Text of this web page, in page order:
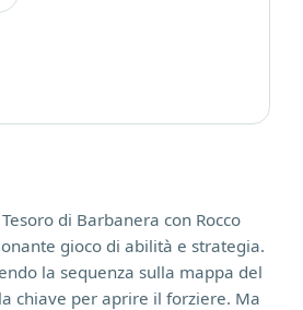
di Barbanera con Rocco
gioco di abilità e strategia.
la sequenza sulla mappa del
chiave per aprire il forziere. Ma